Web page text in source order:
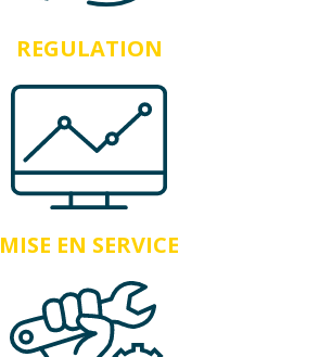
REGULATION
MISE EN SERVICE